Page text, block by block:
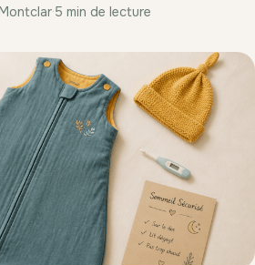
·5 min de lecture